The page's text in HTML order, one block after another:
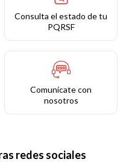
Consulta el estado de tu
PQRSF
Comunícate con
nosotros
redes sociales